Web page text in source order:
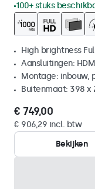
100+ stuks
High brightness
Aansluitingen:
Montage: inbouw,
Buitenmaat: 398 x
€ 749,00
€ 906,29 incl. btw
Bekijken